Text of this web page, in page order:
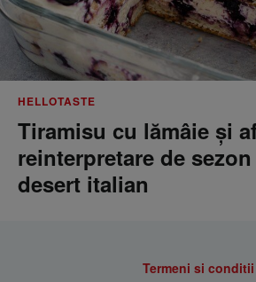
HELLOTASTE
Tiramisu cu lămâie și
reinterpretare de
desert italian
Termeni si conditii